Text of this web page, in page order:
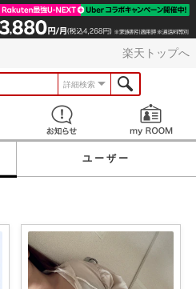
楽天トップへ
詳細検索
見つける お知らせ
ユーザー